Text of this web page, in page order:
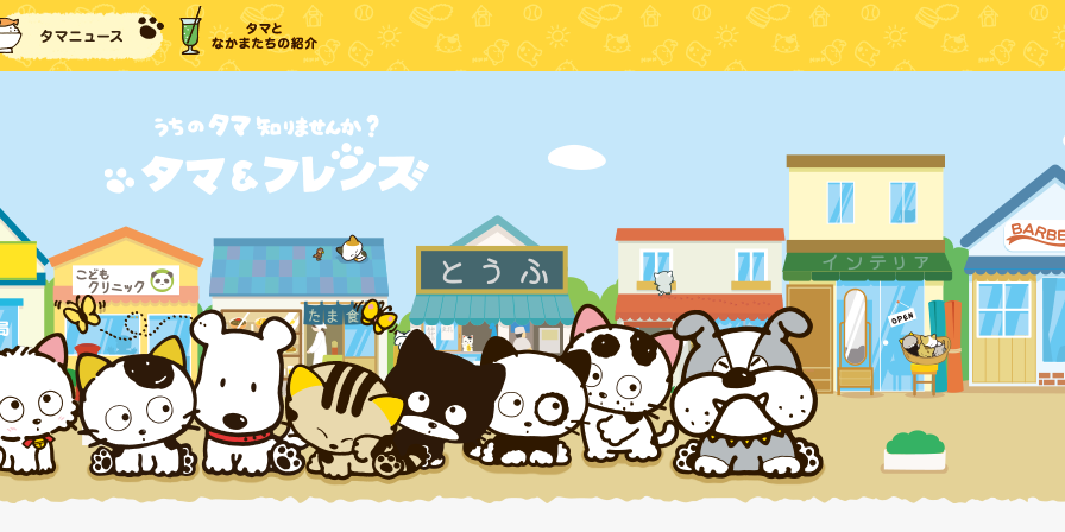
戻る タマニュース タマとなかまたちの紹介